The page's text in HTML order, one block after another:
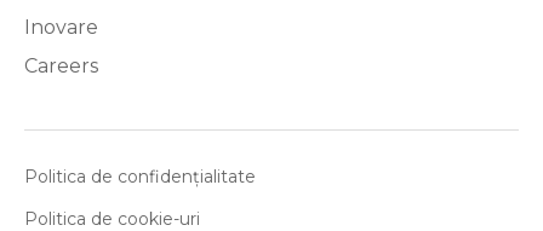
Inovare
Careers
Politica de confidențialitate
Politica de cookie-uri